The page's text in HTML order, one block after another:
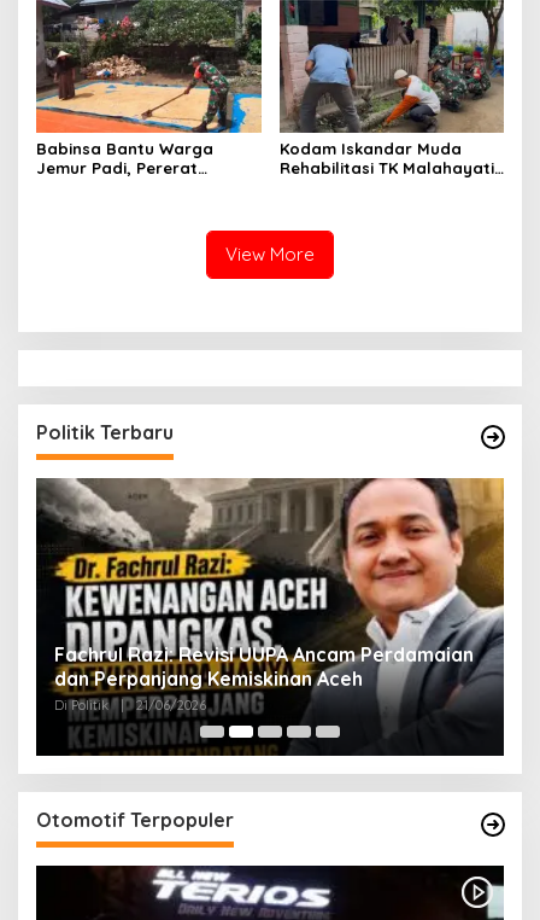
Tenggara
Tenggara
Babinsa Bantu Warga
Jemur Padi, Pererat
Kodam Iskandar Muda
Rehabilitasi TK Malahayati
Dunia Pendidikan
View More
Politik Terbaru
Fachrul Razi: Revisi UUPA Ancam Perdamaian
dan Perpanjang Kemiskinan Aceh
Di Politik 21/06/2026
Otomotif Terpopuler